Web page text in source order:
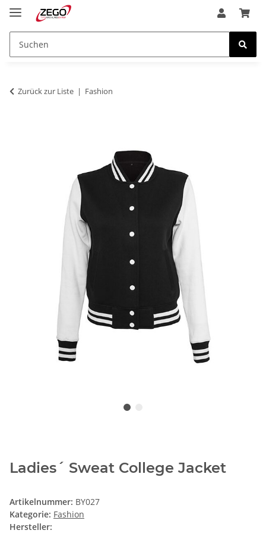
Zurück zur Liste Fashion
Ladies´ Sweat College Jacket
Artikelnummer: BY027
Kategorie: Fashion
Hersteller: